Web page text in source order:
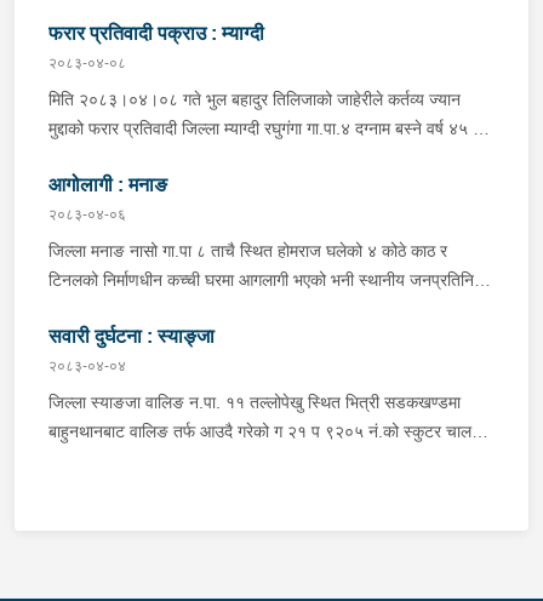
प ८९४३ नं. को मोटरसाइकल एक आपसमा ठक्कर खाई दुर्घटना हुँदा
मोटरसाइकल चालक जिल्ला मोरङ बिराटनगर म.न.पा. वडा न. १३ बस्ने बर्ष
३० को अभिषेक कुमार पण्डित घाईते भई उपचारको लागी एलआईभ अस्पताल
चितवन पठाएको, मोटरसाइकल,ट्रक र ट्रक चालक जिल्ला न.प.पुर्व देवचुली
लिईएको ।
फरार प्रतिवादी पक्राउ : म्याग्दी
२०८३-०४-०८
मिति २०८३।०४।०८ गते भुल बहादुर तिलिजाको जाहेरीले कर्तव्य ज्यान
मुद्दाको फरार प्रतिवादी जिल्ला म्याग्दी रघुगंगा गा.पा.४ दग्नाम बस्ने वर्ष ४५ को
म्याग्दी आक्रमणमा कारागारबाट फरार भएकोमा सम्मानित जिल्ला अदालत
म्याग्दीको फैसलाले २० बर्ष कैद सजाय तोकिई १९ वर्ष ७ महिना कैद सजाए
भुक्तान गर्न बाँकी रहेको फरार प्रतिवादीलाई निजको वतन देखी ५ कि.मि.
टाढा लेकमा रहेको गोठमा लुकेर बसिरहेको अवस्थामा जि.प्र.का.म्याग्दीबाट
आगोलागी : मनाङ
२०८३-०४-०६
जिल्ला मनाङ नासो गा.पा ८ ताचै स्थित होमराज घलेको ४ कोठे काठ र
टिनलको निर्माणधीन कच्ची घरमा आगलागी भएको भनी स्थानीय जनप्रतिनिधि
नभएको,घर जलेर पूर्णरूपमा नष्ट भएको, उक्त घर राति के कुन र कति समयमा
जलेको भन्ने यकिन हुन नसकेको, थप अनुसन्धान भइरहेको ।
सवारी दुर्घटना : स्याङ्जा
२०८३-०४-०४
जिल्ला स्याङजा वालिङ न.पा. ११ तल्लोपेखु स्थित भित्री सडकखण्डमा
बाहुनथानबाट वालिङ तर्फ आउदै गरेको ग २१ प ९२०५ नं.को स्कुटर चालकले